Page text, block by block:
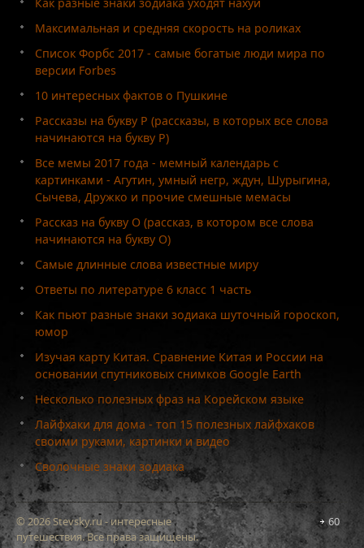
Максимальная и средняя скорость на роликах
Список Форбс 2017 - самые богатые люди мира по
версии Forbes
10 интересных фактов о Пушкине
Рассказы на букву Р (рассказы, в которых все слова
начинаются на букву Р)
Все мемы 2017 года - мемный календарь с
картинками - Агутин, умный негр, ждун, Шурыгина,
Сычева, Дружко и прочие смешные мемасы
Рассказ на букву О (рассказ, в котором все слова
начинаются на букву О)
Самые длинные слова известные миру
Ответы по литературе 6 класс 1 часть
Как пьют разные знаки зодиака шуточный гороскоп,
юмор
Изучая карту Китая. Сравнение Китая и России на
основании спутниковых снимков Google Earth
Несколько полезных фраз на Корейском языке
Лайфхаки для дома - топ 15 полезных лайфхаков
своими руками, картинки и видео
Сволочные знаки зодиака
60
© 2026 Stevsky.ru - интересные
путешествия. Все права защищены.